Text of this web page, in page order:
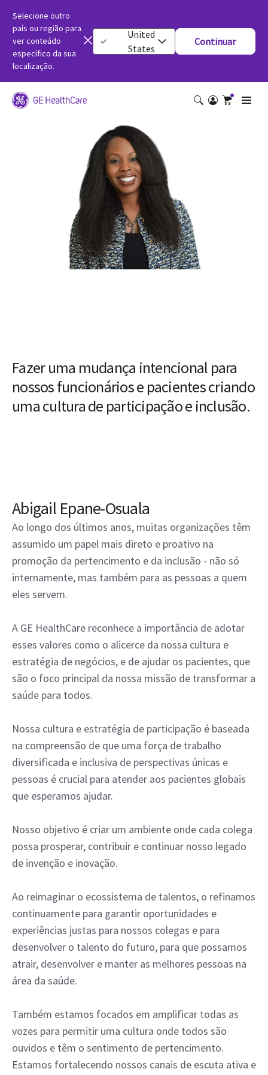
Selecione outro
país ou região para
ver conteúdo
específico da sua
localização.
United
States
Continuar
Fazer uma mudança intencional para
nossos funcionários e pacientes criando
uma cultura de participação e inclusão.
Abigail Epane-Osuala
Ao longo dos últimos anos, muitas organizações têm
assumido um papel mais direto e proativo na
promoção da pertencimento e da inclusão - não só
internamente, mas também para as pessoas a quem
eles servem.
A GE HealthCare reconhece a importância de adotar
esses valores como o alicerce da nossa cultura e
estratégia de negócios, e de ajudar os pacientes, que
são o foco principal da nossa missão de transformar a
saúde para todos.
Nossa cultura e estratégia de participação é baseada
na compreensão de que uma força de trabalho
diversificada e inclusiva de perspectivas únicas e
pessoas é crucial para atender aos pacientes globais
que esperamos ajudar.
Nosso objetivo é criar um ambiente onde cada colega
possa prosperar, contribuir e continuar nosso legado
de invenção e inovação.
Ao reimaginar o ecossistema de talentos, o refinamos
continuamente para garantir oportunidades e
experiências justas para nossos colegas e para
desenvolver o talento do futuro, para que possamos
atrair, desenvolver e manter as melhores pessoas na
área da saúde.
Também estamos focados em amplificar todas as
vozes para permitir uma cultura onde todos são
ouvidos e têm o sentimento de pertencimento.
Estamos fortalecendo nossos canais de escuta ativa e